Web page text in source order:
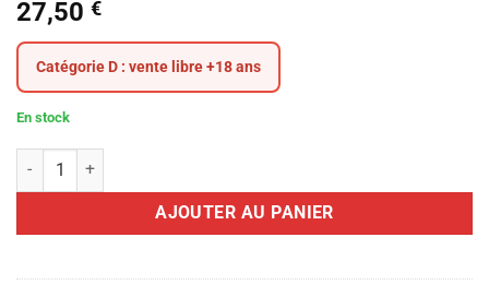
27,50 €
Catégorie D : vente libre +18 ans
En stock
quantité de COUTEAU TACTIQUE 3D GRIP MOTARD
AJOUTER AU PANIER